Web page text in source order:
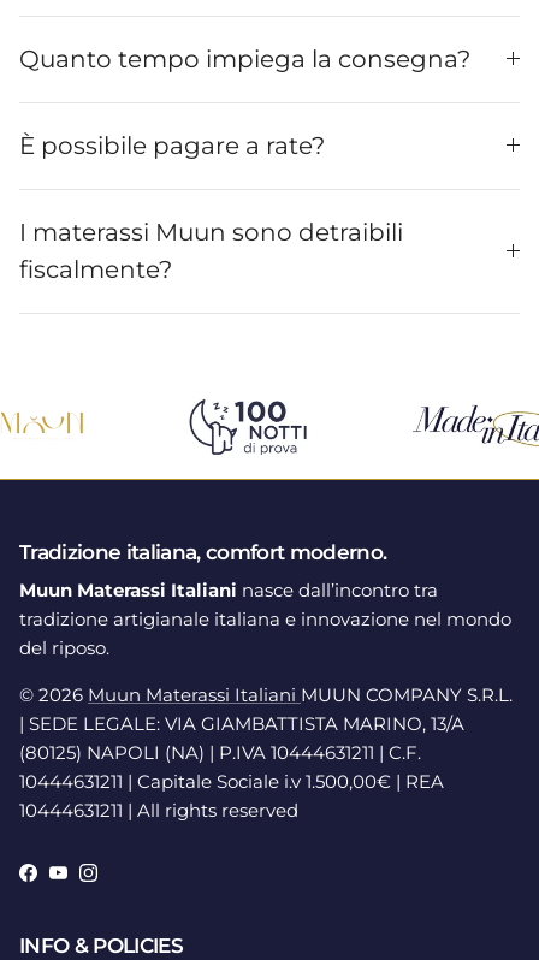
Quanto tempo impiega la consegna?
È possibile pagare a rate?
I materassi Muun sono detraibili
fiscalmente?
Tradizione italiana, comfort moderno.
Muun Materassi Italiani nasce dall’incontro tra
tradizione artigianale italiana e innovazione nel mondo
del riposo.
© 2026 Muun Materassi Italiani MUUN COMPANY S.R.L.
| SEDE LEGALE: VIA GIAMBATTISTA MARINO, 13/A
(80125) NAPOLI (NA) | P.IVA 10444631211 | C.F.
10444631211 | Capitale Sociale i.v 1.500,00€ | REA
10444631211 | All rights reserved
Facebook
YouTube
Instagram
INFO & POLICIES